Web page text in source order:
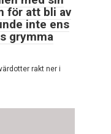
för att bli av
inte ens
grymma
rakt ner i